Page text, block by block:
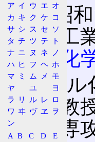
1938(昭
士課程工
は有機化
ノーベル
研究科教
質理学専
ア イ ウ エ オ
カ キ ク ケ コ
サ シ ス セ ソ
タ チ ツ テ
ト
ナ ニ ヌ ネ
ノ
ハ ヒ フ ヘ ホ
マ ミ ム メ
モ
ヤ
ユ
ヨ
ラ
リ ル レ ロ
ワ ヰ ヴ ヱ
ヲ
ン
A B C D
E